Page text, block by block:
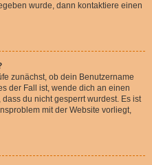
wurde, dann kontaktiere einen
zunächst, ob dein Benutzername
der Fall ist, wende dich an einen
du nicht gesperrt wurdest. Es ist
mit der Website vorliegt,